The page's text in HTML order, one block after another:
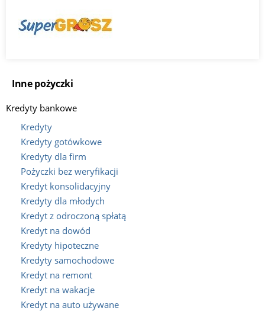
Inne pożyczki
Kredyty bankowe
Kredyty
Kredyty gotówkowe
Kredyty dla firm
Pożyczki bez weryfikacji
Kredyt konsolidacyjny
Kredyty dla młodych
Kredyt z odroczoną spłatą
Kredyt na dowód
Kredyty hipoteczne
Kredyty samochodowe
Kredyt na remont
Kredyt na wakacje
Kredyt na auto używane